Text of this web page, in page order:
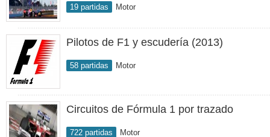
19 partidas Motor
Pilotos de F1 y escudería (2013)
58 partidas Motor
Circuitos de Fórmula 1 por trazado
722 partidas Motor